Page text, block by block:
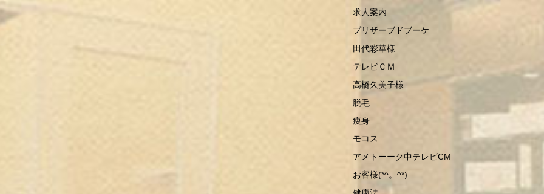
求人案内
プリザーブドブーケ
田代彩華様
テレビＣＭ
高橋久美子様
脱毛
痩身
モコス
アメトーーク中テレビCM
お客様(*^。^*)